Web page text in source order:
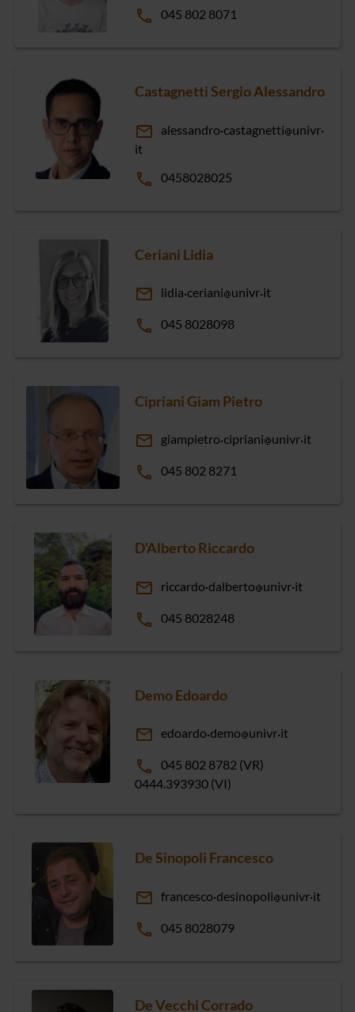
phone 045 802 8071
Castagnetti Sergio Alessandro
email alessandro castagnetti
univr
it
phone 0458028025
Ceriani Lidia
email lidia ceriani univr it
phone 045 8028098
Cipriani Giam Pietro
email giampietro cipriani univr it
phone 045 802 8271
D'Alberto Riccardo
email riccardo dalberto univr it
phone 045 8028248
Demo Edoardo
email edoardo demo univr it
phone
045 802 8782 (VR)
0444.393930 (VI)
De Sinopoli Francesco
email francesco desinopoli univr it
phone 045 8028079
De Vecchi Corrado